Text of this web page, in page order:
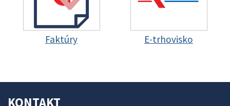
Faktúry E-trhovisko
KONTAKT